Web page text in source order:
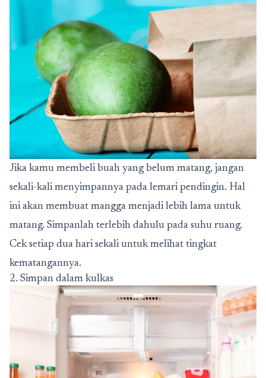
Jika kamu membeli buah yang belum matang, jangan
sekali-kali menyimpannya pada lemari pendingin. Hal
ini akan membuat mangga menjadi lebih lama untuk
matang. Simpanlah terlebih dahulu pada suhu ruang.
Cek setiap dua hari sekali untuk melihat tingkat
kematangannya.
2. Simpan dalam kulkas